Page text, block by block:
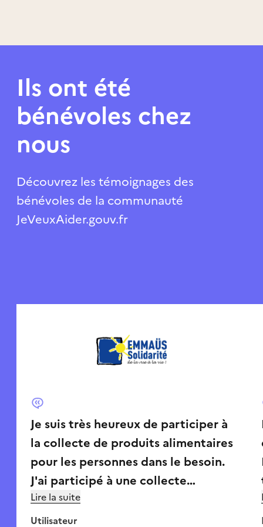
Ils ont été
bénévoles chez
nous
Découvrez les témoignages des
bénévoles de la communauté
JeVeuxAider.gouv.fr
Je suis très heureux de participer à
la collecte de produits alimentaires
pour les personnes dans le besoin.
J'ai participé à une collecte
organisée par l'association
Emmaüs. Les bénévoles ont été
Lire la suite
Utilisateur